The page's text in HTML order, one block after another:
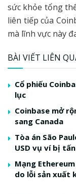
sức khỏe tổng
liên tiếp của
mà lĩnh vực này
BÀI VIẾT LIÊN
Cổ phiếu
lục
Coinbase mở
sang Canada
Tòa án São
USD vụ ví bị
Mạng
do lỗi sản xuất